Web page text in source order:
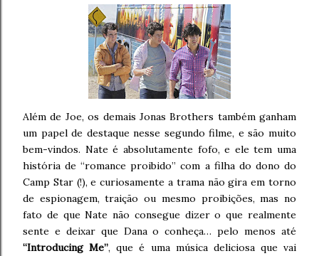
Além de Joe, os demais Jonas Brothers também ganham
um papel de destaque nesse segundo filme, e são muito
bem-vindos. Nate é absolutamente fofo, e ele tem uma
história de “romance proibido” com a filha do dono do
Camp Star (!), e curiosamente a trama não gira em torno
de espionagem, traição ou mesmo proibições, mas no
fato de que Nate não consegue dizer o que realmente
sente e deixar que Dana o conheça… pelo menos até
“Introducing Me”, que é uma música deliciosa que vai